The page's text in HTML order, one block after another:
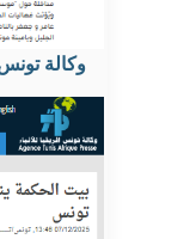
وكالة تونس